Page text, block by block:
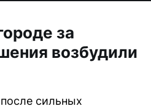
за
возбудили
сильных